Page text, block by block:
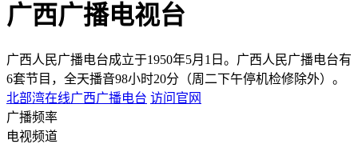
广西广播电视台
广西人民广播电台成立于1950年5月1日。广西人民广播电台有
6套节目，全天播音98小时20分（周二下午停机检修除外）。
北部湾在线广西广播电台 访问官网
广播频率
电视频道